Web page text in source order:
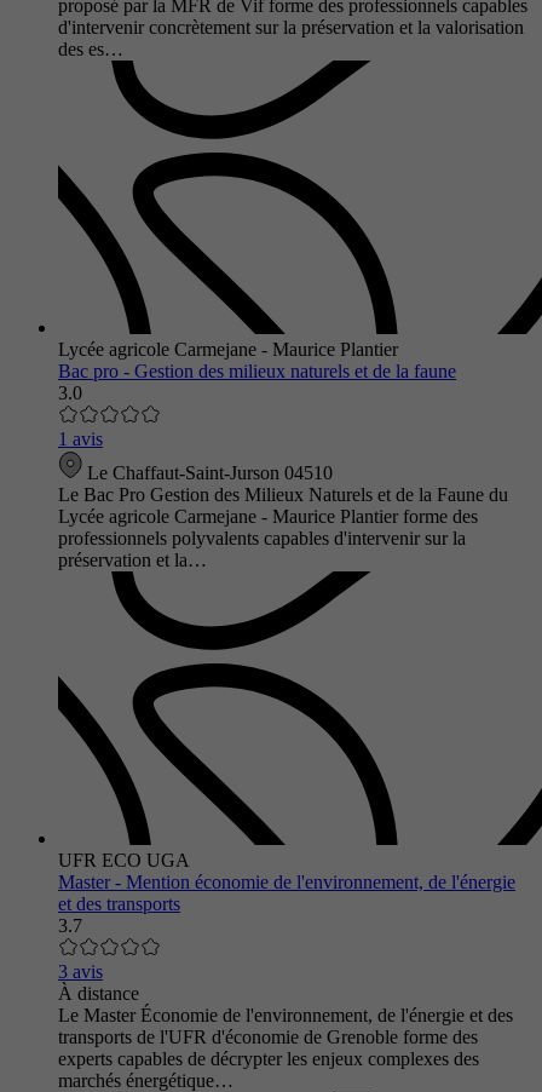
proposé par la MFR de Vif forme des professionnels capables
d'intervenir concrètement sur la préservation et la valorisation
des es…
Lycée agricole Carmejane - Maurice Plantier
Bac pro - Gestion des milieux naturels et de la faune
3.0
1 avis
Le Chaffaut-Saint-Jurson 04510
Le Bac Pro Gestion des Milieux Naturels et de la Faune du
Lycée agricole Carmejane - Maurice Plantier forme des
professionnels polyvalents capables d'intervenir sur la
préservation et la…
UFR ECO UGA
Master - Mention économie de l'environnement, de l'énergie
et des transports
3.7
3 avis
À distance
Le Master Économie de l'environnement, de l'énergie et des
transports de l'UFR d'économie de Grenoble forme des
experts capables de décrypter les enjeux complexes des
marchés énergétique…